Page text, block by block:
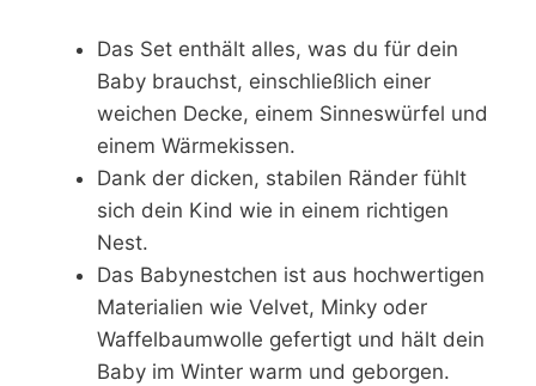
Das Set enthält alles, was du für dein
Baby brauchst, einschließlich einer
weichen Decke, einem Sinneswürfel und
einem Wärmekissen.
Dank der dicken, stabilen Ränder fühlt
sich dein Kind wie in einem richtigen
Nest.
Das Babynestchen ist aus hochwertigen
Materialien wie Velvet, Minky oder
Waffelbaumwolle gefertigt und hält dein
Baby im Winter warm und geborgen.